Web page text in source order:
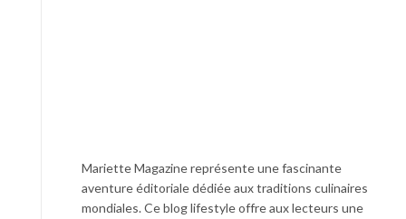
Mariette Magazine représente une fascinante
aventure éditoriale dédiée aux traditions culinaires
mondiales. Ce blog lifestyle offre aux lecteurs une